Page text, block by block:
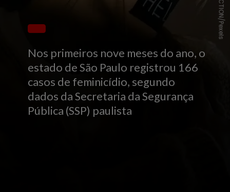
Nos primeiros nove meses do ano, o
estado de São Paulo registrou 166
casos de feminicídio, segundo
dados da Secretaria da Segurança
Pública (SSP) paulista